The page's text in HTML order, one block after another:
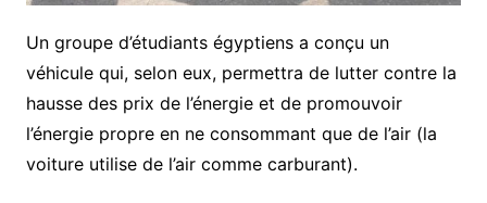
Un groupe d’étudiants égyptiens a conçu un
véhicule qui, selon eux, permettra de lutter contre la
hausse des prix de l’énergie et de promouvoir
l’énergie propre en ne consommant que de l’air (la
voiture utilise de l’air comme carburant).